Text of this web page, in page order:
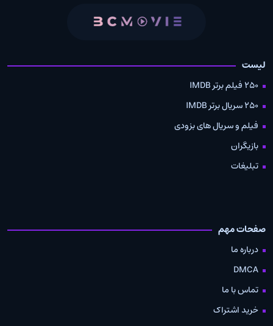
لیست
250 فیلم برتر IMDB
250 سریال برتر IMDB
فیلم و سریال های بزودی
بازیگران
تبلیغات
صفحات مهم
درباره ما
DMCA
تماس با ما
خرید اشتراک